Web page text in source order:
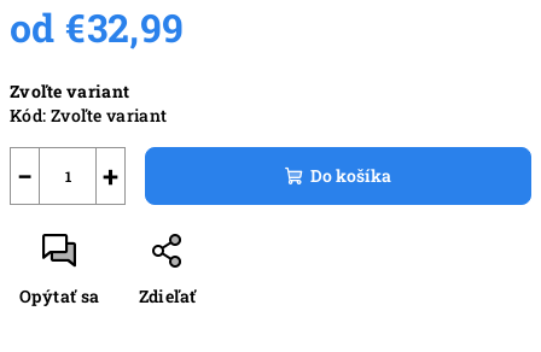
od €32,99
cena:
Zvoľte variant
Kód: Zvoľte variant
+
− Do košíka
Opýtať sa Zdieľať